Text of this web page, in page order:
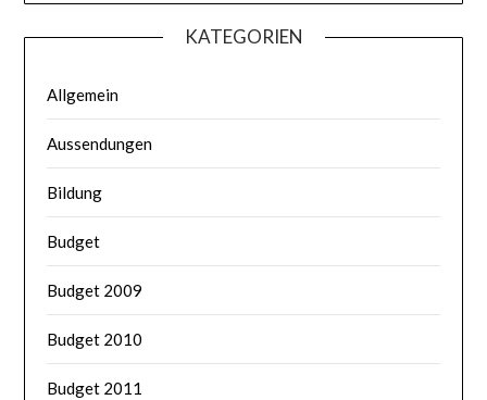
KATEGORIEN
Allgemein
Aussendungen
Bildung
Budget
Budget 2009
Budget 2010
Budget 2011